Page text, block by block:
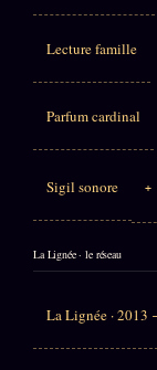
Lecture famille
Parfum cardinal
Sigil sonore +
La Lignée · le réseau
La Lignée ·